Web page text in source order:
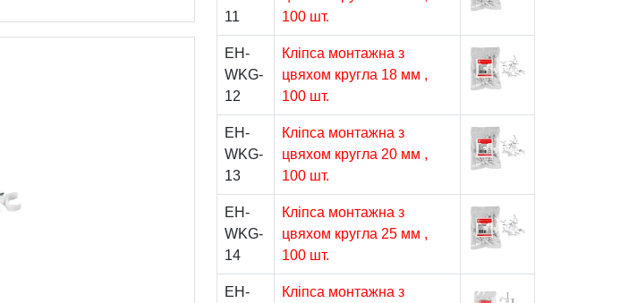
11
100 шт.
EH-
WKG-
12
Кліпса монтажна з
цвяхом кругла 18 мм ,
100 шт.
EH-
WKG-
13
Кліпса монтажна з
цвяхом кругла 20 мм ,
100 шт.
EH-
WKG-
14
Кліпса монтажна з
цвяхом кругла 25 мм ,
100 шт.
EH-
Кліпса монтажна з